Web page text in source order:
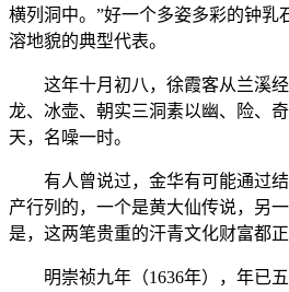
横列洞中。”好一个多姿多彩的钟乳
溶地貌的典型代表。
这年十月初八，徐霞客从兰溪经
龙、冰壶、朝实三洞素以幽、险、
天，名噪一时。
有人曾说过，金华有可能通过结
产行列的，一个是黄大仙传说，另
是，这两笔贵重的汗青文化财富都正
明崇祯九年（1636年），年已五